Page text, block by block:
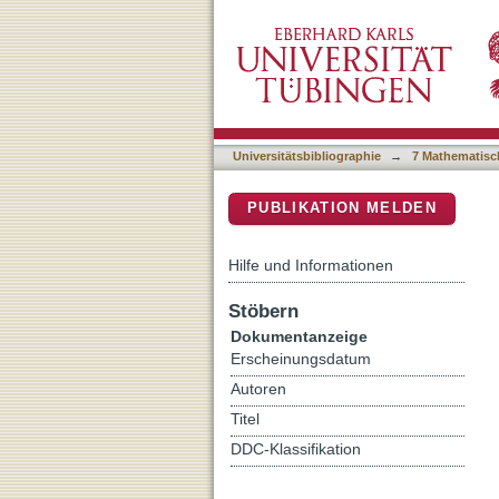
Universitätsbibliographie → 7
PUBLIKATION MELDEN
Hilfe und Informationen
Stöbern
Dokumentanzeige
Erscheinungsdatum
Autoren
Titel
DDC-Klassifikation